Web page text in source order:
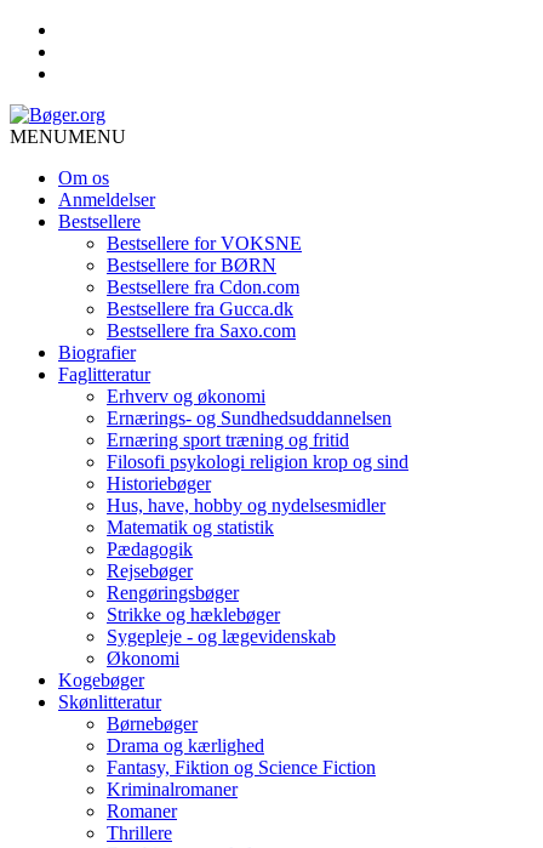
MENUMENU
Om os
Anmeldelser
Bestsellere
Bestsellere for VOKSNE
Bestsellere for BØRN
Bestsellere fra Cdon.com
Bestsellere fra Gucca.dk
Bestsellere fra Saxo.com
Biografier
Faglitteratur
Erhverv og økonomi
Ernærings- og Sundhedsuddannelsen
Ernæring sport træning og fritid
Filosofi psykologi religion krop og sind
Historiebøger
Hus, have, hobby og nydelsesmidler
Matematik og statistik
Pædagogik
Rejsebøger
Rengøringsbøger
Strikke og hæklebøger
Sygepleje - og lægevidenskab
Økonomi
Kogebøger
Skønlitteratur
Børnebøger
Drama og kærlighed
Fantasy, Fiktion og Science Fiction
Kriminalromaner
Romaner
Thrillere